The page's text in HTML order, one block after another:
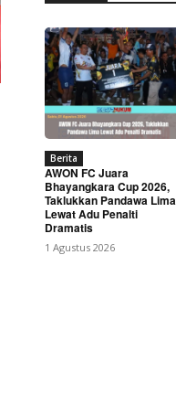
Berita
AWON FC Juara
Bhayangkara Cup 2026,
Taklukkan Pandawa Lima
Lewat Adu Penalti
Dramatis
1 Agustus 2026